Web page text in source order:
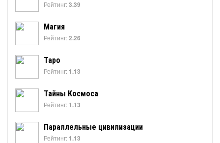
Рейтинг:3.39
Магия
Рейтинг:2.26
Таро
Рейтинг: 1.13
Тайны Космоса
Рейтинг: 1.13
Параллельные цивилизации
Рейтинг: 1.13